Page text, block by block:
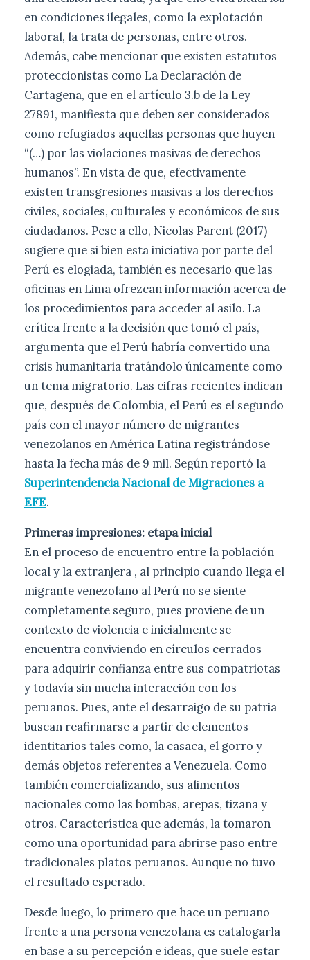
en condiciones ilegales, como la explotación
laboral, la trata de personas, entre otros.
Además, cabe mencionar que existen estatutos
proteccionistas como La Declaración de
Cartagena, que en el artículo 3.b de la Ley
27891, manifiesta que deben ser considerados
como refugiados aquellas personas que huyen
“(…) por las violaciones masivas de derechos
humanos”. En vista de que, efectivamente
existen transgresiones masivas a los derechos
civiles, sociales, culturales y económicos de sus
ciudadanos. Pese a ello, Nicolas Parent (2017)
sugiere que si bien esta iniciativa por parte del
Perú es elogiada, también es necesario que las
oficinas en Lima ofrezcan información acerca de
los procedimientos para acceder al asilo. La
crítica frente a la decisión que tomó el país,
argumenta que el Perú habría convertido una
crisis humanitaria tratándolo únicamente como
un tema migratorio. Las cifras recientes indican
que, después de Colombia, el Perú es el segundo
país con el mayor número de migrantes
venezolanos en América Latina registrándose
hasta la fecha más de 9 mil. Según reportó la
Superintendencia Nacional de Migraciones a
EFE.
Primeras impresiones: etapa inicial
En el proceso de encuentro entre la población
local y la extranjera , al principio cuando llega el
migrante venezolano al Perú no se siente
completamente seguro, pues proviene de un
contexto de violencia e inicialmente se
encuentra conviviendo en círculos cerrados
para adquirir confianza entre sus compatriotas
y todavía sin mucha interacción con los
peruanos. Pues, ante el desarraigo de su patria
buscan reafirmarse a partir de elementos
identitarios tales como, la casaca, el gorro y
demás objetos referentes a Venezuela. Como
también comercializando, sus alimentos
nacionales como las bombas, arepas, tizana y
otros. Característica que además, la tomaron
como una oportunidad para abrirse paso entre
tradicionales platos peruanos. Aunque no tuvo
el resultado esperado.
Desde luego, lo primero que hace un peruano
frente a una persona venezolana es catalogarla
en base a su percepción e ideas, que suele estar